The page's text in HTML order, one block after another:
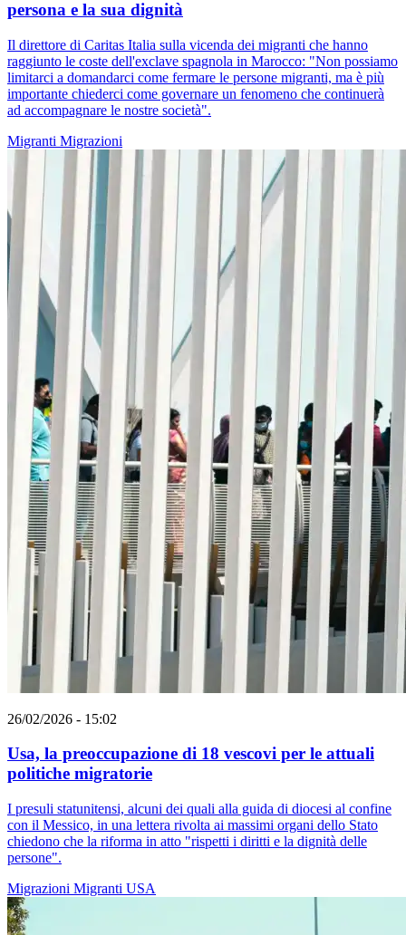
persona e la sua dignità
Il direttore di Caritas Italia sulla vicenda dei migranti che hanno
raggiunto le coste dell'exclave spagnola in Marocco: "Non possiamo
limitarci a domandarci come fermare le persone migranti, ma è più
importante chiederci come governare un fenomeno che continuerà
ad accompagnare le nostre società".
Migranti Migrazioni
26/02/2026 - 15:02
Usa, la preoccupazione di 18 vescovi per le attuali
politiche migratorie
I presuli statunitensi, alcuni dei quali alla guida di diocesi al confine
con il Messico, in una lettera rivolta ai massimi organi dello Stato
chiedono che la riforma in atto "rispetti i diritti e la dignità delle
persone".
Migrazioni Migranti USA